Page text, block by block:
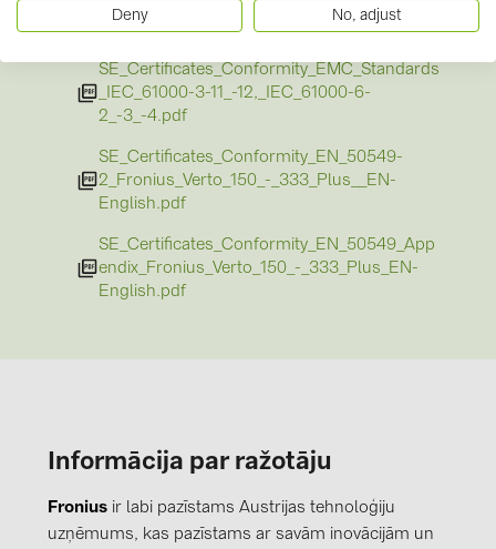
Sertifikāti
SE_Certificates_Conformity_EMC_Standards
_IEC_61000-3-11_-12,_IEC_61000-6-
2_-3_-4.pdf
SE_Certificates_Conformity_EN_50549-
2_Fronius_Verto_150_-_333_Plus__EN-
English.pdf
SE_Certificates_Conformity_EN_50549_App
endix_Fronius_Verto_150_-_333_Plus_EN-
English.pdf
Informācija par ražotāju
Froniusir labi pazīstams Austrijas tehnoloģiju
uzņēmums, kas pazīstams ar savām inovācijām un
Deny No, adjust